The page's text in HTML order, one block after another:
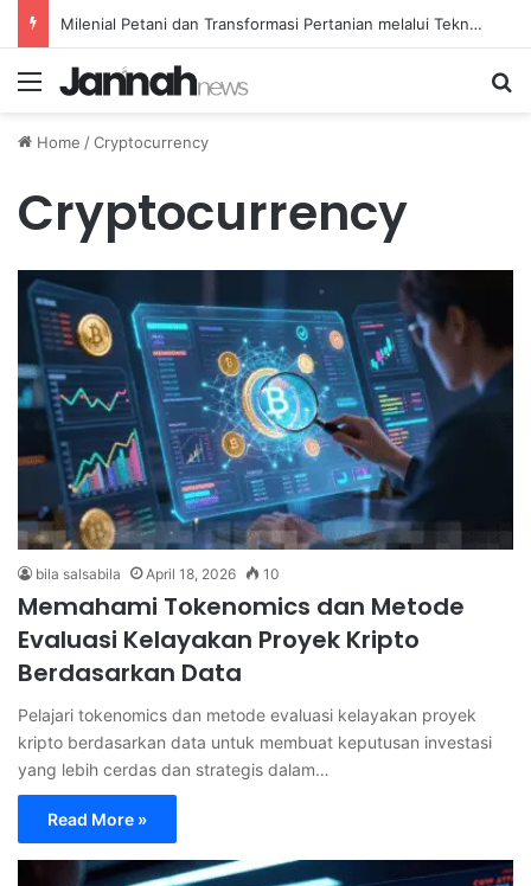
Milenial Petani dan Transformasi Pertanian melalui Teknologi Digital
Menu
Home /Cryptocurrency
Cryptocurrency
bila salsabila April 18, 2026 10
Memahami Tokenomics dan Metode
Evaluasi Kelayakan Proyek Kripto
Berdasarkan Data
Pelajari tokenomics dan metode evaluasi kelayakan proyek
kripto berdasarkan data untuk membuat keputusan investasi
yang lebih cerdas dan strategis dalam…
Read More »